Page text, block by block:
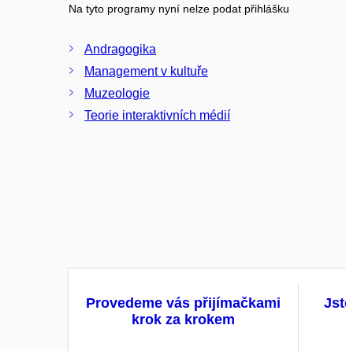
Na tyto programy nyní nelze podat přihlášku
Andragogika
Management v kultuře
Muzeologie
Teorie interaktivních médií
Provedeme vás přijímačkami
krok za krokem